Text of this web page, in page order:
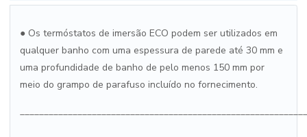
● Os termóstatos de imersão ECO podem ser utilizados em
qualquer banho com uma espessura de parede até 30 mm e
uma profundidade de banho de pelo menos 150 mm por
meio do grampo de parafuso incluído no fornecimento.